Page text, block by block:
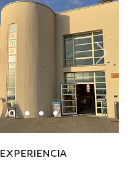
EXPERIENCIA